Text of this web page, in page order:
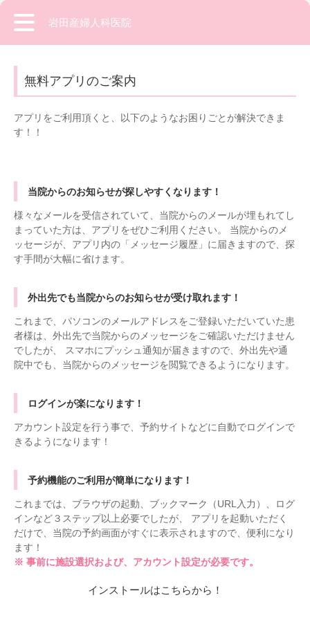
岩田産婦人科医院
無料アプリのご案内
アプリをご利用頂くと、以下のようなお困りごとが解決できま
す！！
当院からのお知らせが探しやすくなります！
様々なメールを受信されていて、当院からのメールが埋もれてし
まっていた方は、アプリをぜひご利用ください。 当院からのメ
ッセージが、アプリ内の「メッセージ履歴」に届きますので、探
す手間が大幅に省けます。
外出先でも当院からのお知らせが受け取れます！
これまで、パソコンのメールアドレスをご登録いただいていた患
者様は、外出先で当院からのメッセージをご確認いただけません
でしたが、 スマホにプッシュ通知が届きますので、外出先や通
院中でも、当院からのメッセージを閲覧できるようになります。
ログインが楽になります！
アカウント設定を行う事で、予約サイトなどに自動でログインで
きるようになります！
予約機能のご利用が簡単になります！
これまでは、ブラウザの起動、ブックマーク（URL入力）、ログ
インなど３ステップ以上必要でしたが、 アプリを起動いただく
だけで、当院の予約画面がすぐに表示されますので、便利になり
ます！
※ 事前に施設選択および、アカウント設定が必要です。
インストールはこちらから！